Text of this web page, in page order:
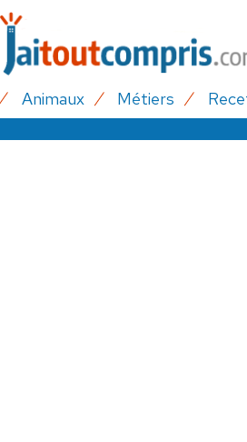
Animaux Métiers